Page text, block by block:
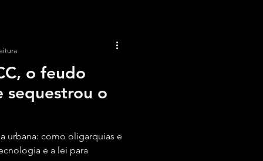
o feudo
sequestrou o
urbana: como oligarquias e
e a lei para